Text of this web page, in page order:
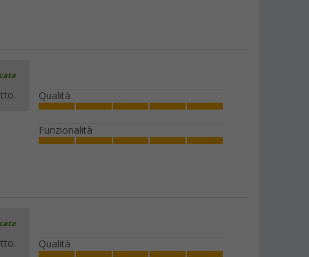
Qualità
Funzionalità
Qualità